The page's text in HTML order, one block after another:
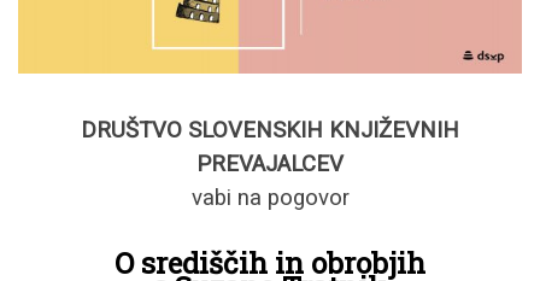
DRUŠTVO SLOVENSKIH KNJIŽEVNIH
PREVAJALCEV
vabi na pogovor
O središčih in obrobjih